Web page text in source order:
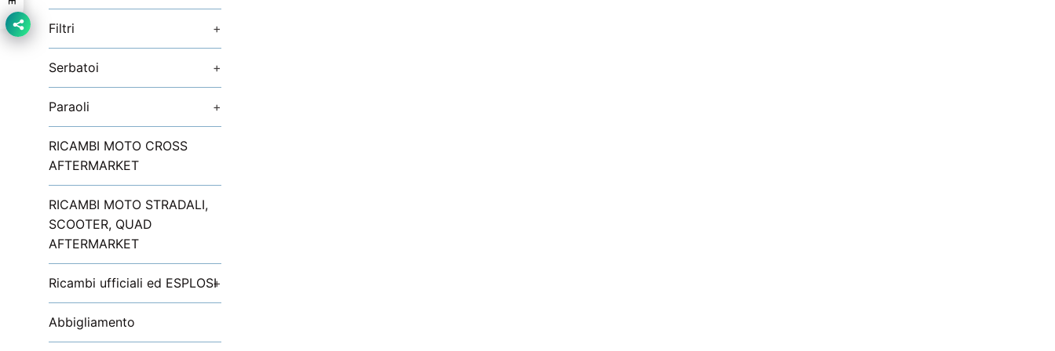
Filtri +
Serbatoi +
Paraoli +
RICAMBI MOTO CROSS
AFTERMARKET
RICAMBI MOTO STRADALI,
SCOOTER, QUAD
AFTERMARKET
Ricambi ufficiali ed ESPLOSI+
Abbigliamento